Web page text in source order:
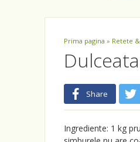
Prima pagina » Retete
Share
Ingrediente: 1 kg